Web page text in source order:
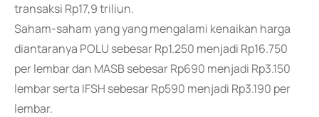
transaksi Rp17,9 triliun.
Saham-saham yang yang mengalami kenaikan harga
diantaranya POLU sebesar Rp1.250 menjadi Rp16.750
per lembar dan MASB sebesar Rp690 menjadi Rp3.150
lembar serta IFSH sebesar Rp590 menjadi Rp3.190 per
lembar.